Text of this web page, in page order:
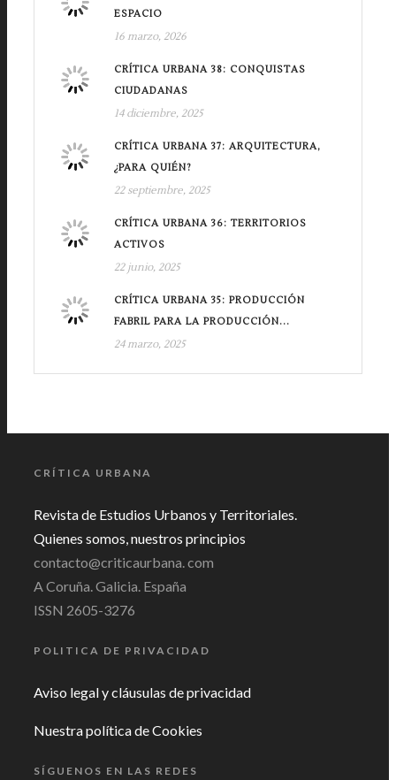
ESPACIO
16 marzo, 2026
CRÍTICA URBANA 38: CONQUISTAS
CIUDADANAS
14 diciembre, 2025
CRÍTICA URBANA 37: ARQUITECTURA,
¿PARA QUIÉN?
22 septiembre, 2025
CRÍTICA URBANA 36: TERRITORIOS
ACTIVOS
22 junio, 2025
CRÍTICA URBANA 35: PRODUCCIÓN
FABRIL PARA LA PRODUCCIÓN...
24 marzo, 2025
CRÍTICA URBANA
Revista de Estudios Urbanos y Territoriales.
Quienes somos, nuestros principios
contacto@criticaurbana. com
A Coruña. Galicia. España
ISSN 2605-3276
POLITICA DE PRIVACIDAD
Aviso legal y cláusulas de privacidad
Nuestra política de Cookies
SÍGUENOS EN LAS REDES